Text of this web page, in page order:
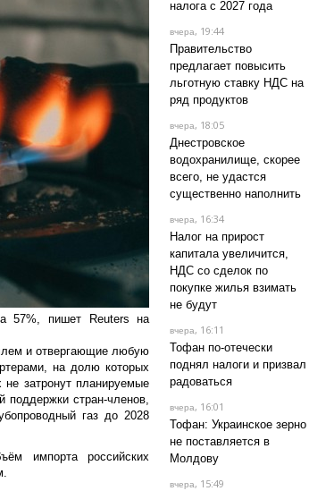
57%, пишет Reuters на
и отвергающие любую
на долю которых
затронут планируемые
поддержки стран-членов,
газ до 2028
импорта российских
налога с 2027 года
вчера, 19:44
Правительство
предлагает повысить
льготную ставку НДС на
ряд продуктов
вчера, 18:05
Днестровское
водохранилище, скорее
всего, не удастся
существенно наполнить
вчера, 16:34
Налог на прирост
капитала увеличится,
НДС со сделок по
покупке жилья взимать
не будут
вчера, 16:11
Тофан по-отечески
поднял налоги и призвал
радоваться
вчера, 16:01
Тофан: Украинское зерно
не поставляется в
Молдову
вчера, 15:49